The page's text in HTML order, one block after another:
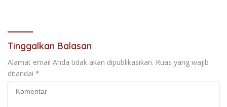
Tinggalkan Balasan
Alamat email Anda tidak akan dipublikasikan. Ruas yang wajib
ditandai *